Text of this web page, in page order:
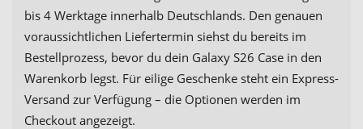
bis 4 Werktage innerhalb Deutschlands. Den genauen
voraussichtlichen Liefertermin siehst du bereits im
Bestellprozess, bevor du dein Galaxy S26 Case in den
Warenkorb legst. Für eilige Geschenke steht ein Express-
Versand zur Verfügung – die Optionen werden im
Checkout angezeigt.